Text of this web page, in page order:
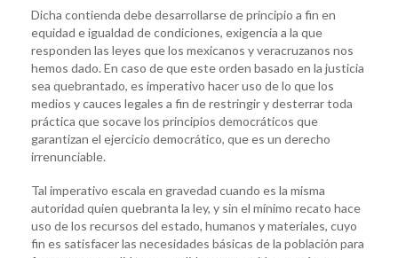
Dicha contienda debe desarrollarse de principio a fin en
equidad e igualdad de condiciones, exigencia a la que
responden las leyes que los mexicanos y veracruzanos nos
hemos dado. En caso de que este orden basado en la justicia
sea quebrantado, es imperativo hacer uso de lo que los
medios y cauces legales a fin de restringir y desterrar toda
práctica que socave los principios democráticos que
garantizan el ejercicio democrático, que es un derecho
irrenunciable.
Tal imperativo escala en gravedad cuando es la misma
autoridad quien quebranta la ley, y sin el mínimo recato hace
uso de los recursos del estado, humanos y materiales, cuyo
fin es satisfacer las necesidades básicas de la población para